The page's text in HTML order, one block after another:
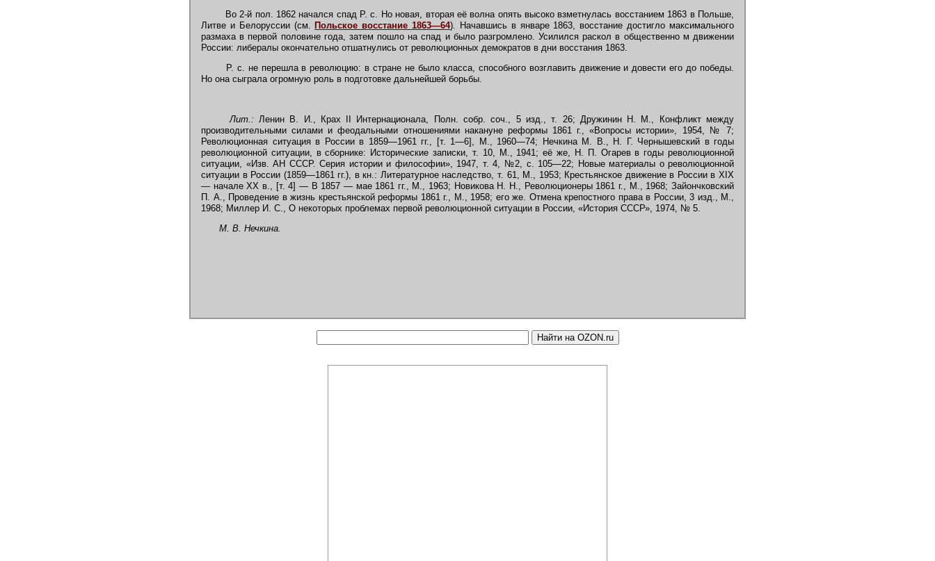
Во 2-й пол. 1862 начался спад Р. с. Но новая, вторая её волна опять высоко взметнулась восстанием 1863 в Польше,
Литве и Белоруссии (см. Польское восстание 1863—64).
Начавшись в январе 1863, восстание достигло максимального
размаха в первой половине года, затем пошло на спад и было разгромлено. Усилился раскол в общественно м движении
России: либералы окончательно отшатнулись от революционных демократов в дни восстания 1863.
Р. с. не перешла в революцию: в стране не было класса, способного возглавить движение и довести его до победы.
Но она сыграла огромную роль в подготовке дальнейшей борьбы.
Лит.: Ленин В. И., Крах II Интернационала, Полн. собр. соч., 5 изд., т. 26; Дружинин Н. М., Конфликт между
производительными силами и феодальными отношениями накануне реформы 1861 г., «Вопросы истории», 1954, № 7;
Революционная ситуация в России в 1859—1961 гг., [т. 1—6], М., 1960—74; Нечкина М. В., Н. Г. Чернышевский в годы
революционной ситуации, в сборнике: Исторические записки, т. 10, М., 1941; её же, Н. П. Огарев в годы революционной
ситуации, «Изв. АН СССР. Серия истории и философии», 1947, т. 4, №2, с. 105—22; Новые материалы о революционной
ситуации в России (1859—1861 гг.), в кн.: Литературное наследство, т. 61, М., 1953; Крестьянское движение в России в XIX
— начале XX в., [т. 4] — В 1857 — мае 1861 гг., М., 1963; Новикова Н. Н., Революционеры 1861 г., М., 1968; Зайончковский
П. А., Проведение в жизнь крестьянской реформы 1861 г., М., 1958; его же. Отмена крепостного права в России, 3 изд., М.,
1968; Миллер И. С., О некоторых проблемах первой революционной ситуации в России, «История СССР», 1974, № 5.
М. В. Нечкина.